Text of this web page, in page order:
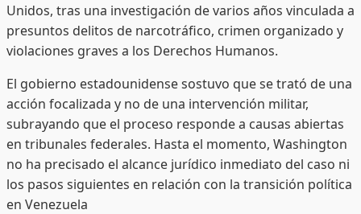
Unidos, tras una investigación de varios años vinculada a
presuntos delitos de narcotráfico, crimen organizado y
violaciones graves a los Derechos Humanos.
El gobierno estadounidense sostuvo que se trató de una
acción focalizada y no de una intervención militar,
subrayando que el proceso responde a causas abiertas
en tribunales federales. Hasta el momento, Washington
no ha precisado el alcance jurídico inmediato del caso ni
los pasos siguientes en relación con la transición política
en Venezuela